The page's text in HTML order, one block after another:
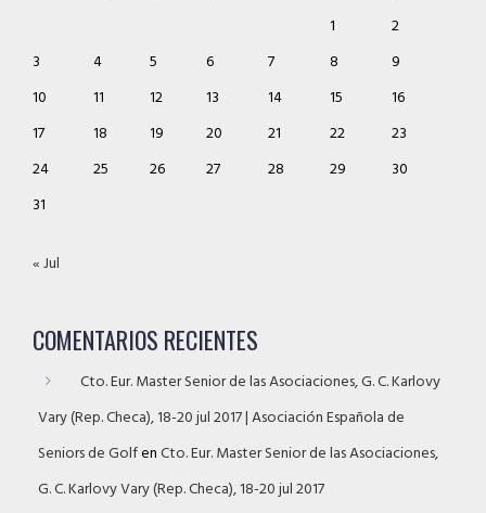
1
2
3
4 5 6 7 8
9
10
11 12 13 14 15
16
17
18 19 20 21 22
23
24
25 26 27 28 29
30
31
« Jul
COMENTARIOS RECIENTES
Cto. Eur. Master Senior de las Asociaciones, G. C. Karlovy
Vary (Rep. Checa), 18-20 jul 2017 | Asociación Española de
Seniors de GolfenCto. Eur. Master Senior de las Asociaciones,
G. C. Karlovy Vary (Rep. Checa), 18-20 jul 2017